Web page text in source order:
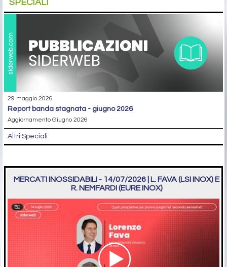
SPECIALI
29 maggio 2026
report banda stagnata - giugno 2026
Aggiornamento Giugno 2026
Altri Speciali
MERCATI INOSSIDABILI - 14/07/2026 | L. FAVA (LSI INOX) E
R. NEMFARDI (EURE INOX)